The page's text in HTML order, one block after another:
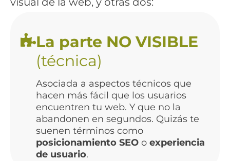
La parte NO VISIBLE
(técnica)
Asociada a aspectos técnicos que
hacen más fácil que los usuarios
encuentren tu web. Y que no la
abandonen en segundos. Quizás te
suenen términos como
posicionamiento SEO o experiencia
de usuario.